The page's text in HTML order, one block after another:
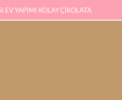
EV YAPIMI KOLAY ÇİKOLATA